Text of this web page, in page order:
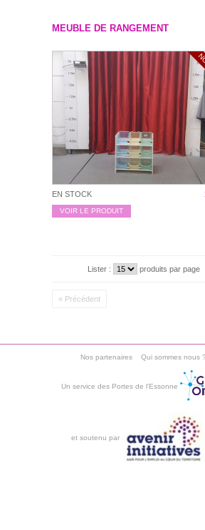
MEUBLE DE RANGEMENT
EN STOCK
VOIR LE PRODUIT
Lister : produits par page
« Précédent
Nos partenaires Qui sommes nous
Un service des Portes de l'Essonne
et soutenu par